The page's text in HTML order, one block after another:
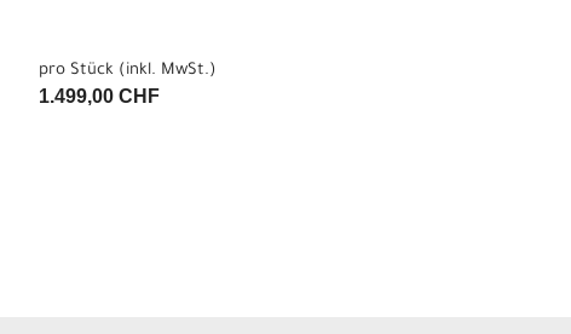
pro Stück (inkl. MwSt.)
1.499,00 CHF